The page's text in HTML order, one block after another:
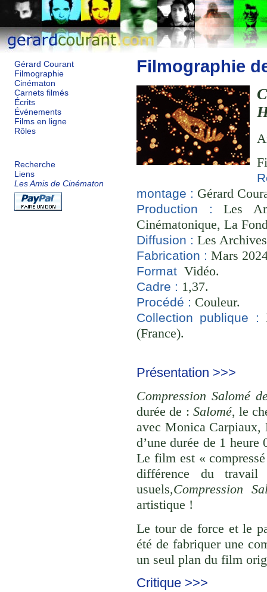
Gérard Courant
Filmographie
Cinématon
Carnets filmés
Écrits
Événements
Films en ligne
Rôles
Recherche
Liens
Les Amis de Cinématon
Filmographie
montage : Gérard
Production :
Les
Cinématonique, La
Diffusion : Les
Fabrication : Mars
Format Vidéo.
Cadre : 1,37.
Procédé : Couleur.
Collection publique :
(France).
Présentation >>>
Compression Salomé
durée de : Salomé, le
avec Monica
d’une durée de 1
Le film est «
différence du
usuels,Compression
artistique !
Le tour de force et le
été de fabriquer une
un seul plan du film
Critique >>>